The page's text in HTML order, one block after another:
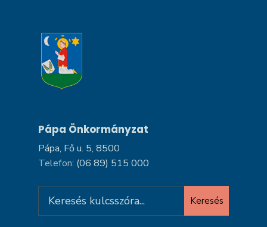
Pápa Önkormányzat
Pápa, Fő u. 5, 8500
Telefon: (06 89) 515 000
for:
Keresés